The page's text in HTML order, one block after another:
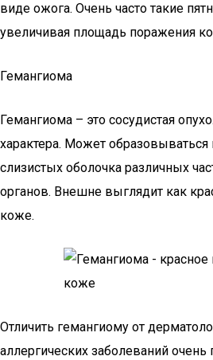
виде ожога. Очень часто такие
увеличивая площадь поражения
Гемангиома
Гемангиома – это сосудистая
характера. Может образовываться
слизистых оболочка различных
органов. Внешне выглядит как
коже.
Отличить гемангиому от
аллергических заболеваний